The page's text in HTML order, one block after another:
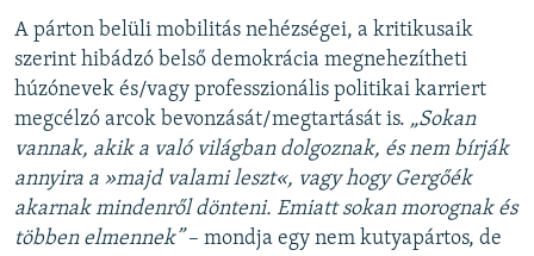
A párton belüli mobilitás nehézségei, a kritikusaik
szerint hibádzó belső demokrácia megnehezítheti
húzónevek és/vagy professzionális politikai karriert
megcélzó arcok bevonzását/megtartását is. „Sokan
vannak, akik a való világban dolgoznak, és nem bírják
annyira a »majd valami leszt«, vagy hogy Gergőék
akarnak mindenről dönteni. Emiatt sokan morognak és
többen elmennek”– mondja egy nem kutyapártos, de